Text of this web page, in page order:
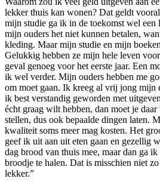
lekker thuis kan wonen? Dat geldt
mijn studie ga ik in de toekomst wel
mijn ouders het niet kunnen betalen,
kleding. Maar mijn studie en mijn
Gelukkig hebben ze mijn hele leven
geval genoeg voor het eerste jaar. Een
ik wel verder. Mijn ouders hebben me
om moet gaan. Ik kreeg al vrij jong mijn
ik best verstandig geworden met
écht graag wilt hebben, dan moet je
stellen, dus ook bepaalde dingen laten.
kwaliteit soms meer mag kosten. Het
geef ik uit aan uit eten gaan en gezellig
dag brood van thuis mee, maar dan ga
broodje te halen. Dat is misschien niet
lekker.”